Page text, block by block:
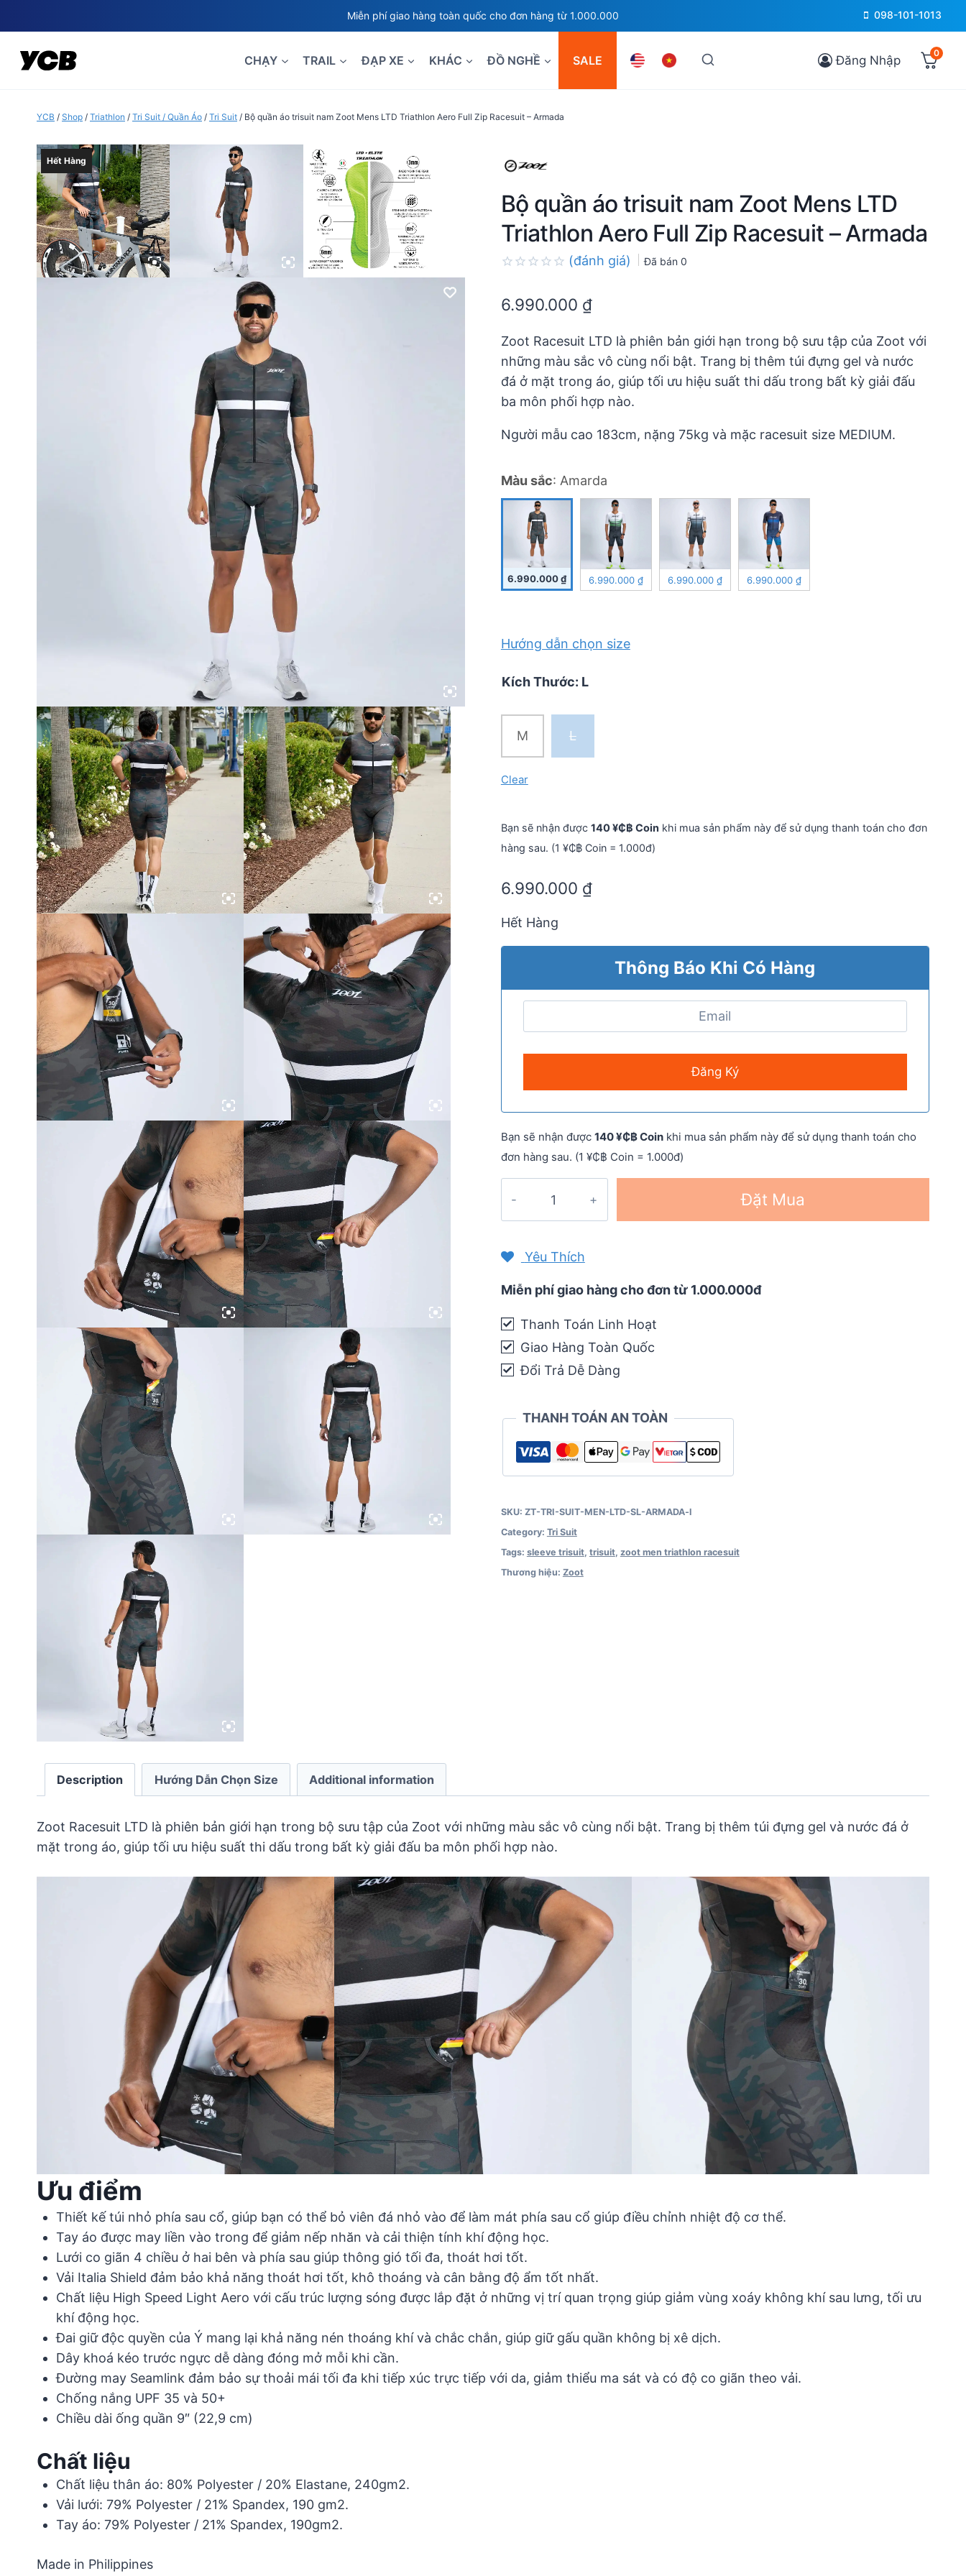
to
content
Miễn phí giao hàng toàn quốc cho đơn hàng từ 1.000.000 098-101-1013
CHẠY TRAIL ĐẠP XE KHÁC ĐỒ NGHỀ SALE Đăng Nhập 0
YCB / Shop / Triathlon / Tri Suit / Quần Áo / Tri Suit / Bộ quần áo trisuit nam Zoot Mens LTD Triathlon Aero Full Zip Racesuit – Armada
Hết Hàng
Bộ quần áo trisuit nam Zoot Mens LTD
Triathlon Aero Full Zip Racesuit – Armada
out
(đánh giá) Đã bán 0
6.990.000 ₫
Zoot Racesuit LTD là phiên bản giới hạn trong bộ sưu tập của Zoot với
những màu sắc vô cùng nổi bật. Trang bị thêm túi đựng gel và nước
đá ở mặt trong áo, giúp tối ưu hiệu suất thi dấu trong bất kỳ giải đấu
ba môn phối hợp nào.
Người mẫu cao 183cm, nặng 75kg và mặc racesuit size MEDIUM.
Màu sắc: Amarda
6.990.000₫ 6.990.000 ₫ 6.990.000 ₫ 6.990.000 ₫
Hướng dẫn chọn size
Kích Thước: L
M L
Clear
Bạn sẽ nhận được 140 ¥₵฿ Coin khi mua sản phẩm này để sử dụng thanh toán cho đơn
hàng sau. (1 ¥₵฿ Coin = 1.000đ)
6.990.000 ₫
Hết Hàng
Thông Báo Khi Có Hàng
Bạn sẽ nhận được 140 ¥₵฿ Coinkhi mua sản phẩm này để sử dụng thanh toán cho
đơn hàng sau. (1 ¥₵฿ Coin = 1.000đ)
trisuit
Zoot
LTD
Triathlon
Aero
Đặt Mua
Yêu Thích
Miễn phí giao hàng cho đơn từ 1.000.000đ
Thanh Toán Linh Hoạt
Giao Hàng Toàn Quốc
Đổi Trả Dễ Dàng
THANH TOÁN AN TOÀN
SKU: ZT-TRI-SUIT-MEN-LTD-SL-ARMADA-l
Category: Tri Suit
Tags: sleeve trisuit, trisuit, zoot men triathlon racesuit
Thương hiệu: Zoot
Description Hướng Dẫn Chọn Size Additional information
Zoot Racesuit LTD là phiên bản giới hạn trong bộ sưu tập của Zoot với những màu sắc vô cùng nổi bật. Trang bị thêm túi đựng gel và nước đá ở
mặt trong áo, giúp tối ưu hiệu suất thi dấu trong bất kỳ giải đấu ba môn phối hợp nào.
Ưu điểm
Thiết kế túi nhỏ phía sau cổ, giúp bạn có thể bỏ viên đá nhỏ vào để làm mát phía sau cổ giúp điều chỉnh nhiệt độ cơ thể.
Tay áo được may liền vào trong để giảm nếp nhăn và cải thiện tính khí động học.
Lưới co giãn 4 chiều ở hai bên và phía sau giúp thông gió tối đa, thoát hơi tốt.
Vải Italia Shield đảm bảo khả năng thoát hơi tốt, khô thoáng và cân bằng độ ẩm tốt nhất.
Chất liệu High Speed Light Aero với cấu trúc lượng sóng được lắp đặt ở những vị trí quan trọng giúp giảm vùng xoáy không khí sau lưng, tối ưu
khí động học.
Đai giữ độc quyền của Ý mang lại khả năng nén thoáng khí và chắc chắn, giúp giữ gấu quần không bị xê dịch.
Dây khoá kéo trước ngực dễ dàng đóng mở mỗi khi cần.
Đường may Seamlink đảm bảo sự thoải mái tối đa khi tiếp xúc trực tiếp với da, giảm thiểu ma sát và có độ co giãn theo vải.
Chống nắng UPF 35 và 50+
Chiều dài ống quần 9″ (22,9 cm)
Chất liệu
Chất liệu thân áo: 80% Polyester / 20% Elastane, 240gm2.
Vải lưới: 79% Polyester / 21% Spandex, 190 gm2.
Tay áo: 79% Polyester / 21% Spandex, 190gm2.
Made in Philippines